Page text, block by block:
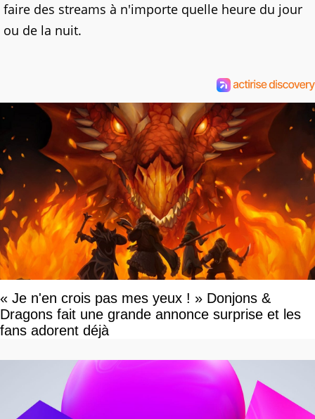
faire des streams à n'importe quelle heure du jour
ou de la nuit.
« Je n'en crois pas mes yeux ! » Donjons &
Dragons fait une grande annonce surprise et les
fans adorent déjà